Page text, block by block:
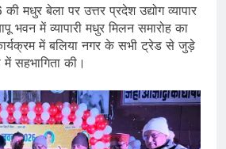
मधुर बेला पर उत्तर प्रदेश उद्योग व्यापार
भवन में व्यापारी मधुर मिलन समारोह का
में बलिया नगर के सभी ट्रेड से जुड़े
में सहभागिता की।